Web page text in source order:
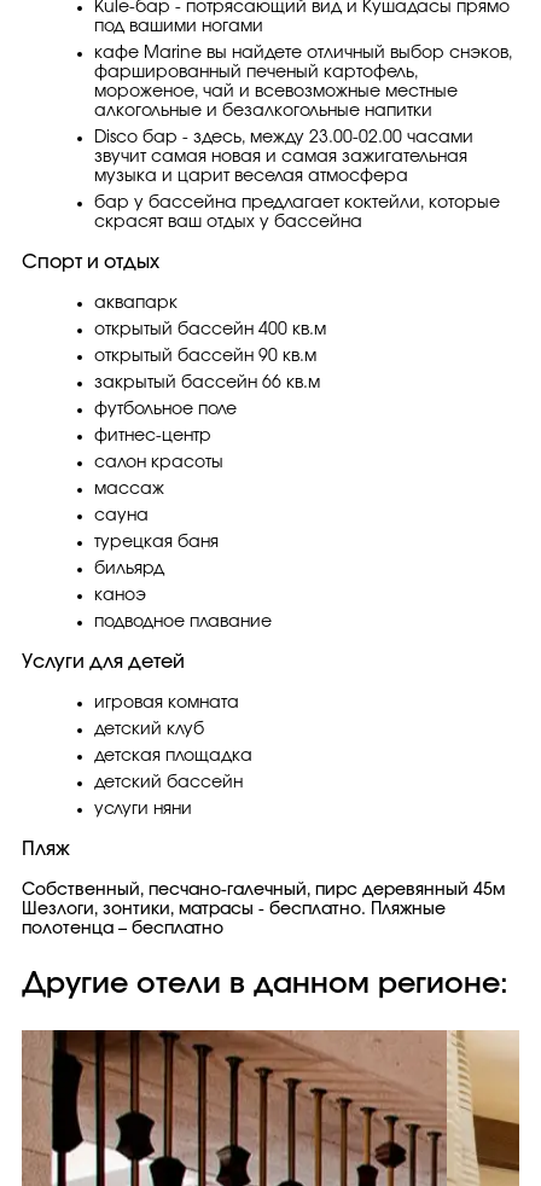
Kule-бар - потрясающий вид и Кушадасы прямо
под вашими ногами
кафе Marine вы найдете отличный выбор снэков,
фаршированный печеный картофель,
мороженое, чай и всевозможные местные
алкогольные и безалкогольные напитки
Disco бар - здесь, между 23.00-02.00 часами
звучит самая новая и самая зажигательная
музыка и царит веселая атмосфера
бар у бассейна предлагает коктейли, которые
скрасят ваш отдых у бассейна
Спорт и отдых
аквапарк
открытый бассейн 400 кв.м
открытый бассейн 90 кв.м
закрытый бассейн 66 кв.м
футбольное поле
фитнес-центр
салон красоты
массаж
сауна
турецкая баня
бильярд
каноэ
подводное плавание
Услуги для детей
игровая комната
детский клуб
детская площадка
детский бассейн
услуги няни
Пляж
Собственный, песчано-галечный, пирс деревянный 45м
Шезлоги, зонтики, матрасы - бесплатно. Пляжные
полотенца – бесплатно
Другие отели в данном регионе: